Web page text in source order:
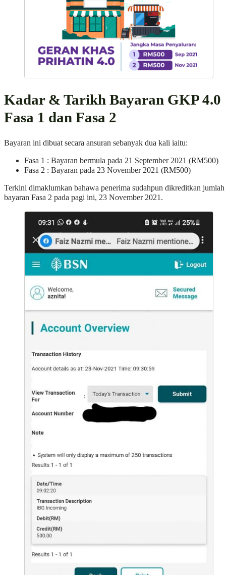
Kadar & Tarikh Bayaran GKP 4.0
Fasa 1 dan Fasa 2
Bayaran ini dibuat secara ansuran sebanyak dua kali iaitu:
Fasa 1 : Bayaran bermula pada 21 September 2021 (RM500)
Fasa 2 : Bayaran pada 23 November 2021 (RM500)
Terkini dimaklumkan bahawa penerima sudahpun dikreditkan jumlah
bayaran Fasa 2 pada pagi ini, 23 November 2021.